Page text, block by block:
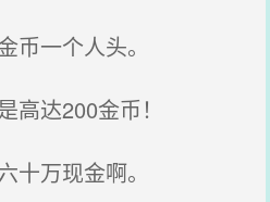
一个人头。
达200金币！
万现金啊。